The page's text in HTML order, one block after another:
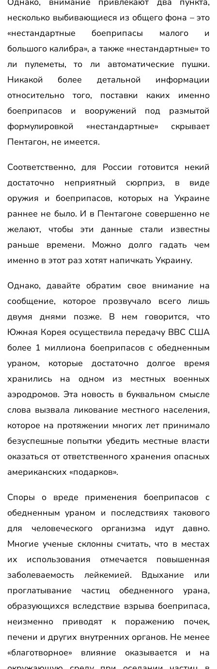
несколько выбивающиеся из общего фона – это
«нестандартные боеприпасы малого и
большого калибра», а также «нестандартные» то
ли пулеметы, то ли автоматические пушки.
Никакой более детальной информации
относительно того, поставки каких именно
боеприпасов и вооружений под размытой
формулировкой «нестандартные» скрывает
Пентагон, не имеется.
Соответственно, для России готовится некий
достаточно неприятный сюрприз, в виде
оружия и боеприпасов, которых на Украине
раннее не было. И в Пентагоне совершенно не
желают, чтобы эти данные стали известны
раньше времени. Можно долго гадать чем
именно в этот раз хотят напичкать Украину.
Однако, давайте обратим свое внимание на
сообщение, которое прозвучало всего лишь
двумя днями позже. В нем говорится, что
Южная Корея осуществила передачу ВВС США
более 1 миллиона боеприпасов с обедненным
ураном, которые достаточно долгое время
хранились на одном из местных военных
аэродромов. Эта новость в буквальном смысле
слова вызвала ликование местного населения,
которое на протяжении многих лет принимало
безуспешные попытки убедить местные власти
оказаться от ответственного хранения опасных
американских «подарков».
Споры о вреде применения боеприпасов с
обедненным ураном и последствиях такового
для человеческого организма идут давно.
Многие ученые склонны считать, что в местах
их использования отмечается повышенная
заболеваемость лейкемией. Вдыхание или
проглатывание частиц обедненного урана,
образующихся вследствие взрыва боеприпаса,
неизменно приводят к поражению почек,
печени и других внутренних органов. Не менее
«благотворное» влияние оказывается и на